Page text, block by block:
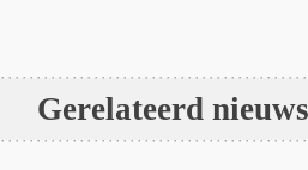
Gerelateerd nieuws